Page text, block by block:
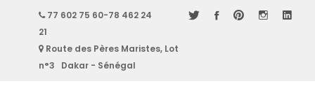
77 602 75 60-78 462 24
21
Route des Pères Maristes, Lot
n°3 Dakar - Sénégal